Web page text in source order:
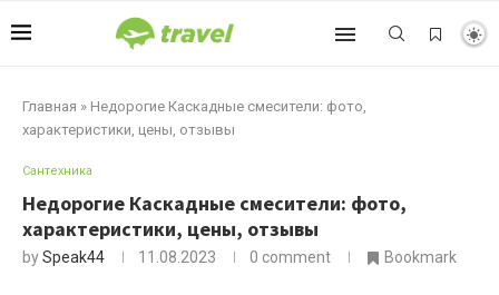
Главная » Недорогие Каскадные смесители: фото,
характеристики, цены, отзывы
Сантехника
Недорогие Каскадные смесители: фото,
характеристики, цены, отзывы
bySpeak44 11.08.2023 0 comment Bookmark